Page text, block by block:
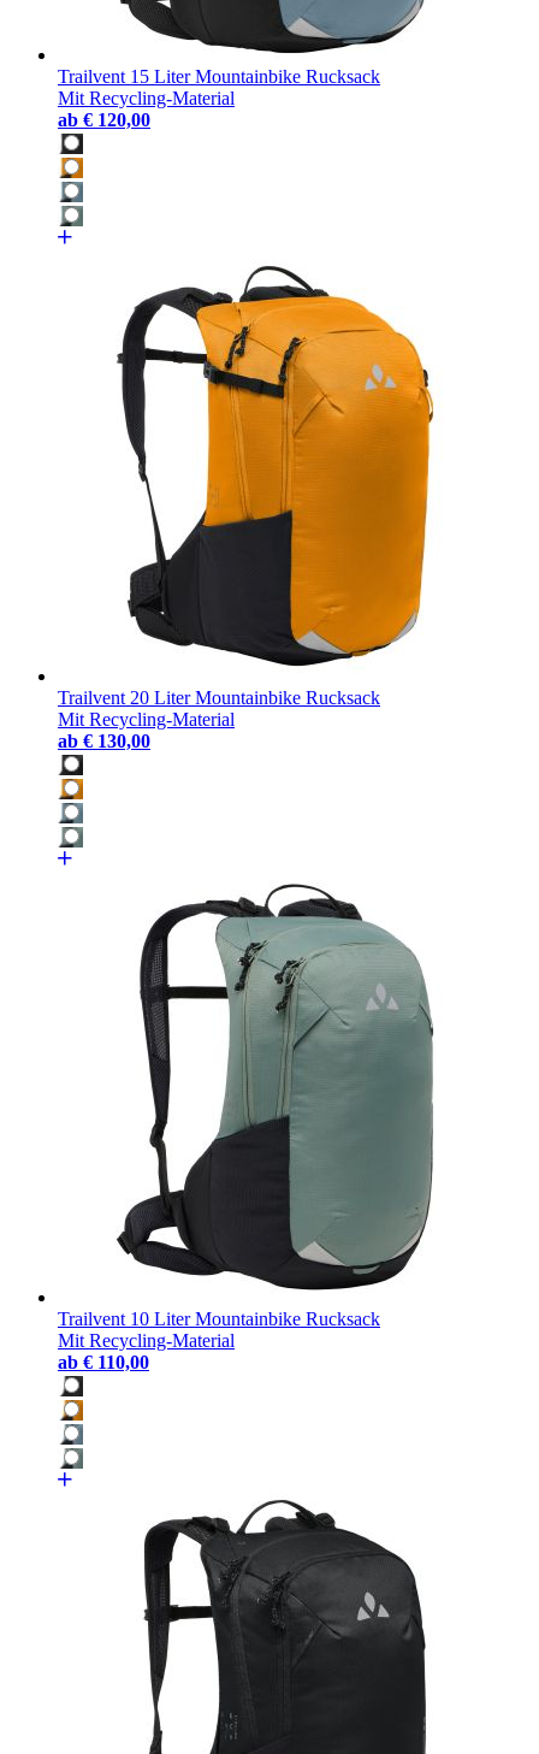
Trailvent 15 Liter Mountainbike Rucksack
Mit Recycling-Material
ab € 120,00
Trailvent 20 Liter Mountainbike Rucksack
Mit Recycling-Material
ab € 130,00
Trailvent 10 Liter Mountainbike Rucksack
Mit Recycling-Material
ab € 110,00